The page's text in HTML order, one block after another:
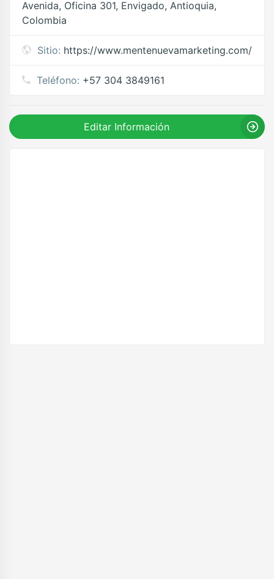
Avenida, Oficina 301, Envigado, Antioquia,
Colombia
Sitio: https://www.mentenuevamarketing.com/
Teléfono: +57 304 3849161
Editar Información